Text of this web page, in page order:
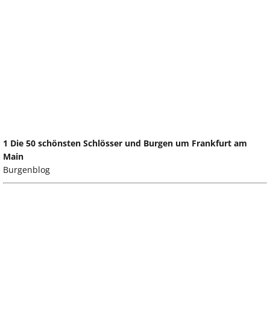
1 Die 50 schönsten Schlösser und Burgen um Frankfurt am
Main
Burgenblog